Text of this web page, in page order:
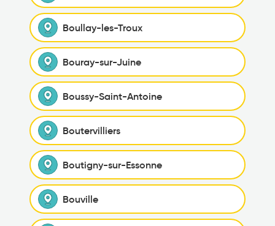
Boullay-les-Troux
Bouray-sur-Juine
Boussy-Saint-Antoine
Boutervilliers
Boutigny-sur-Essonne
Bouville